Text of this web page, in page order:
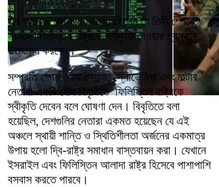
এর আগে ৯ মার্চ সানচেজ বলেছিলেন যে তিনি স্পেনের
সংসদে ফিলিস্তিন রাষ্ট্রকে স্বীকৃতি দেওয়ার প্রস্তাব
উত্থাপন করবেন।
সম্প্রতি স্পেন, আয়ারল্যান্ড, স্লোভেনিয়া এবং মাল্টার
নেতারা একটি যৌথ বিবৃতিতে ফিলিস্তিন রাষ্ট্রকে
স্বীকৃতি দেবেন বলে ঘোষণা দেন। বিবৃতিতে বলা
হয়েছিল, দেশগুলির নেতারা একমত হয়েছেন যে এই
অঞ্চলে স্থায়ী শান্তি ও স্থিতিশীলতা অর্জনের একমাত্র
উপায় হলো দ্বি-রাষ্ট্র সমাধান বাস্তবায়ন করা। যেখানে
ইসরাইল এবং ফিলিস্তিন আলাদা রাষ্ট্র হিসেবে পাশাপাশি
বসবাস করতে পারবে।